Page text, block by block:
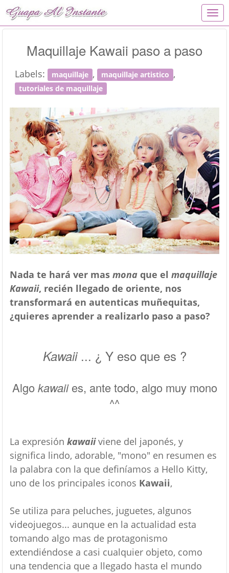
T
o
i
a
i
o
n
Maquillaje Kawaii paso a paso
Labels: maquillaje , maquillaje artistico ,
tutoriales de maquillaje
Nada te hará ver mas monaque el maquillaje
Kawaii, recién llegado de oriente, nos
transformará en autenticas muñequitas,
¿quieres aprender a realizarlo paso a paso?
Kawaii... ¿ Y eso que es ?
Algokawaiies, ante todo, algo muy mono
^^
La expresión kawaiiviene del japonés, y
significa lindo, adorable, "mono" en resumen es
la palabra con la que definíamos a Hello Kitty,
uno de los principales iconos Kawaii,
Se utiliza para peluches, juguetes, algunos
videojuegos... aunque en la actualidad esta
tomando algo mas de protagonismo
extendiéndose a casi cualquier objeto, como
una tendencia que a llegado hasta el mundo